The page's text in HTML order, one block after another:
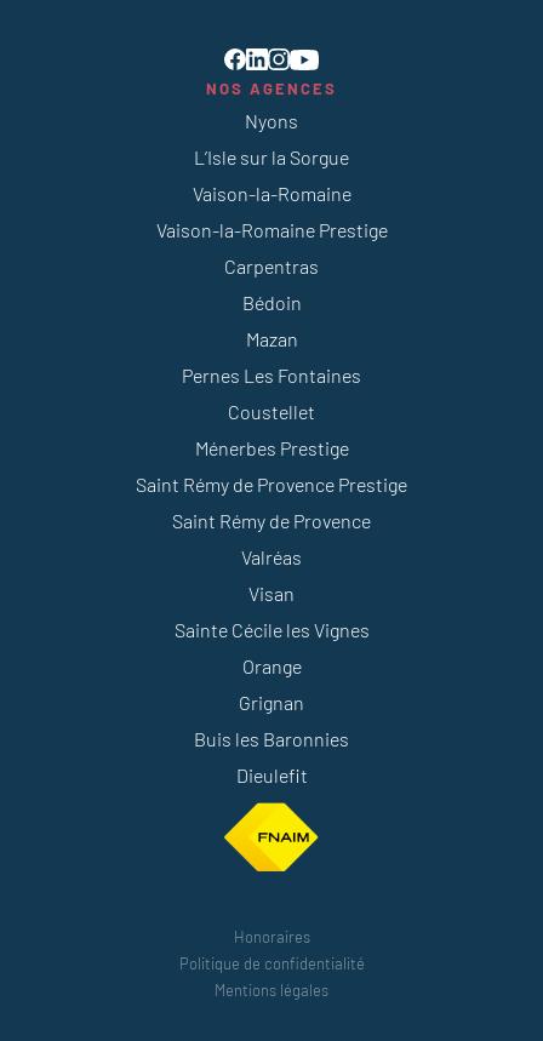
NOS AGENCES
Nyons
L’Isle sur la Sorgue
Vaison-la-Romaine
Vaison-la-Romaine Prestige
Carpentras
Bédoin
Mazan
Pernes Les Fontaines
Coustellet
Ménerbes Prestige
Saint Rémy de Provence Prestige
Saint Rémy de Provence
Valréas
Visan
Sainte Cécile les Vignes
Orange
Grignan
Buis les Baronnies
Dieulefit
Honoraires
Politique de confidentialité
Mentions légales